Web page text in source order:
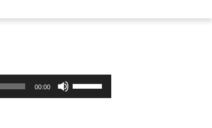
00:00
用